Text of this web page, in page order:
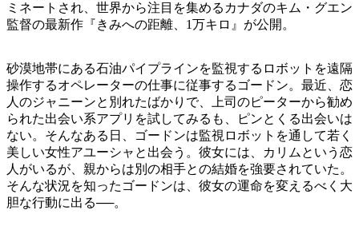
ミネートされ、世界から注目を集めるカナダのキム・グエン
監督の最新作『きみへの距離、1万キロ』が公開。
砂漠地帯にある石油パイプラインを監視するロボットを遠隔
操作するオペレーターの仕事に従事するゴードン。最近、恋
人のジャニーンと別れたばかりで、上司のピーターから勧め
られた出会い系アプリを試してみるも、ピンとくる出会いは
ない。そんなある日、ゴードンは監視ロボットを通して若く
美しい女性アユーシャと出会う。彼女には、カリムという恋
人がいるが、親からは別の相手との結婚を強要されていた。
そんな状況を知ったゴードンは、彼女の運命を変えるべく大
胆な行動に出る──。